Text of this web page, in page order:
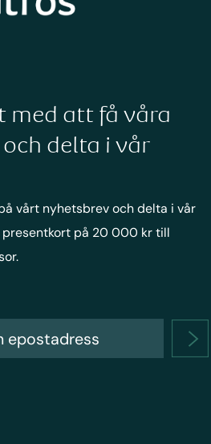
med att få våra
delta i vår
vårt nyhetsbrev och delta i vår
på 20 000 kr till